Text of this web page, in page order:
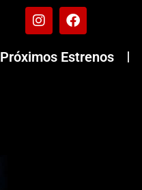
Próximos Estrenos